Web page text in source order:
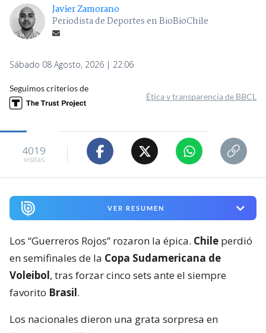
Javier Zamorano
Periodista de Deportes en BioBioChile
Sábado 08 Agosto, 2026 | 22:06
Seguimos criterios de
Ética y transparencia de BBCL
4019
visitas
VER RESUMEN
Los “Guerreros Rojos” rozaron la épica. Chile perdió
en semifinales de la Copa Sudamericana de
Voleibol, tras forzar cinco sets ante el siempre
favorito Brasil.
Los nacionales dieron una grata sorpresa en